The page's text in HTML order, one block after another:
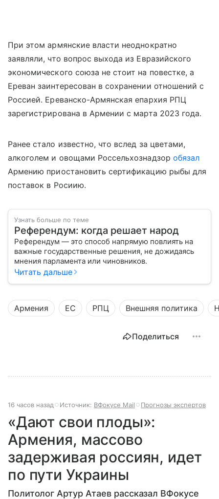
При этом армянские власти неоднократно
заявляли, что вопрос выхода из Евразийского
экономического союза не стоит на повестке, а
Ереван заинтересован в сохранении отношений с
Россией. Ереванско-Армянская епархия РПЦ
зарегистрирована в Армении с марта 2023 года.
Ранее стало известно, что вслед за цветами,
алкоголем и овощами Россельхознадзор обязал
Армению приостановить сертификацию рыбы для
поставок в Росиию.
Узнать больше по теме
Референдум: когда решает народ
Референдум — это способ напрямую повлиять на
важные государственные решения, не дожидаясь
мнения парламента или чиновников.
Читать дальше
Армения ЕС РПЦ Внешняя политика
Поделиться
16 часов назад Источник: ВФокусе Mail Прогнозы экспертов
«Дают свои плоды»:
Армения, массово
задерживая россиян, идет
по пути Украины
Политолог Артур Атаев рассказал ВФокусе